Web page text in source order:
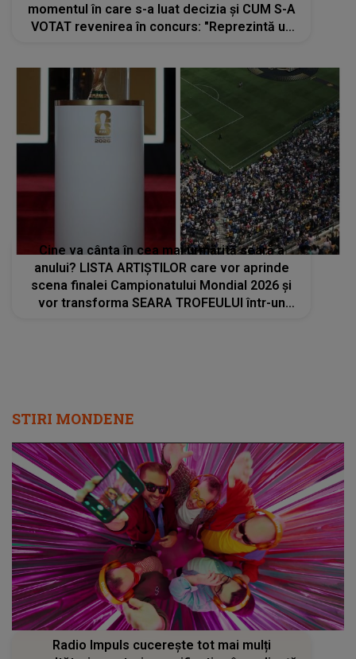
momentul în care s-a luat decizia și CUM S-A
VOTAT revenirea în concurs: "Reprezintă un
Cine va cânta în cea mai urmărită seară a
anului? LISTA ARTIȘTILOR care vor aprinde
scena finalei Campionatului Mondial 2026 și
vor transforma SEARA TROFEULUI într-un
STIRI MONDENE
Radio Impuls cucerește tot mai mulți